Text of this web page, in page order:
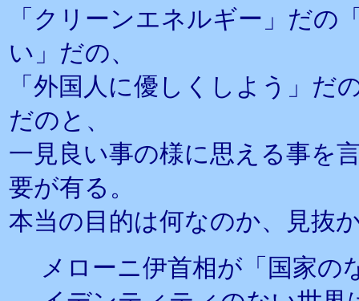
「クリーンエネルギー」だの
い」だの、
「外国人に優しくしよう」だ
だのと、
一見良い事の様に思える事を
要が有る。
本当の目的は何なのか、見抜
メローニ伊首相が「国家の